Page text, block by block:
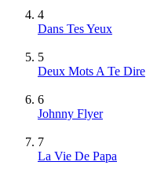
4
Dans Tes Yeux
5
Deux Mots A Te Dire
6
Johnny Flyer
7
La Vie De Papa